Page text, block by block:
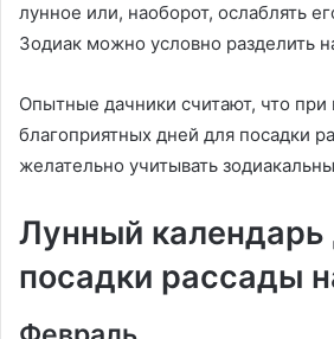
лунное или, наоборот, ослаблять
Зодиак можно условно разделить
Опытные дачники считают, что при
благоприятных дней для посадки
желательно учитывать
Лунный календарь
посадки рассады